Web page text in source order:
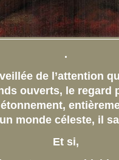
.
de l’attention
ouverts, le regard
monde céleste, il
Et si,